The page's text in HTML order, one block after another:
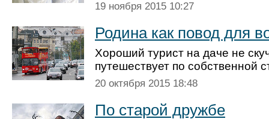
19 ноября 2015 10:27
Родина как повод для
Хороший турист на даче не
путешествует по собственной
20 октября 2015 18:48
По старой дружбе